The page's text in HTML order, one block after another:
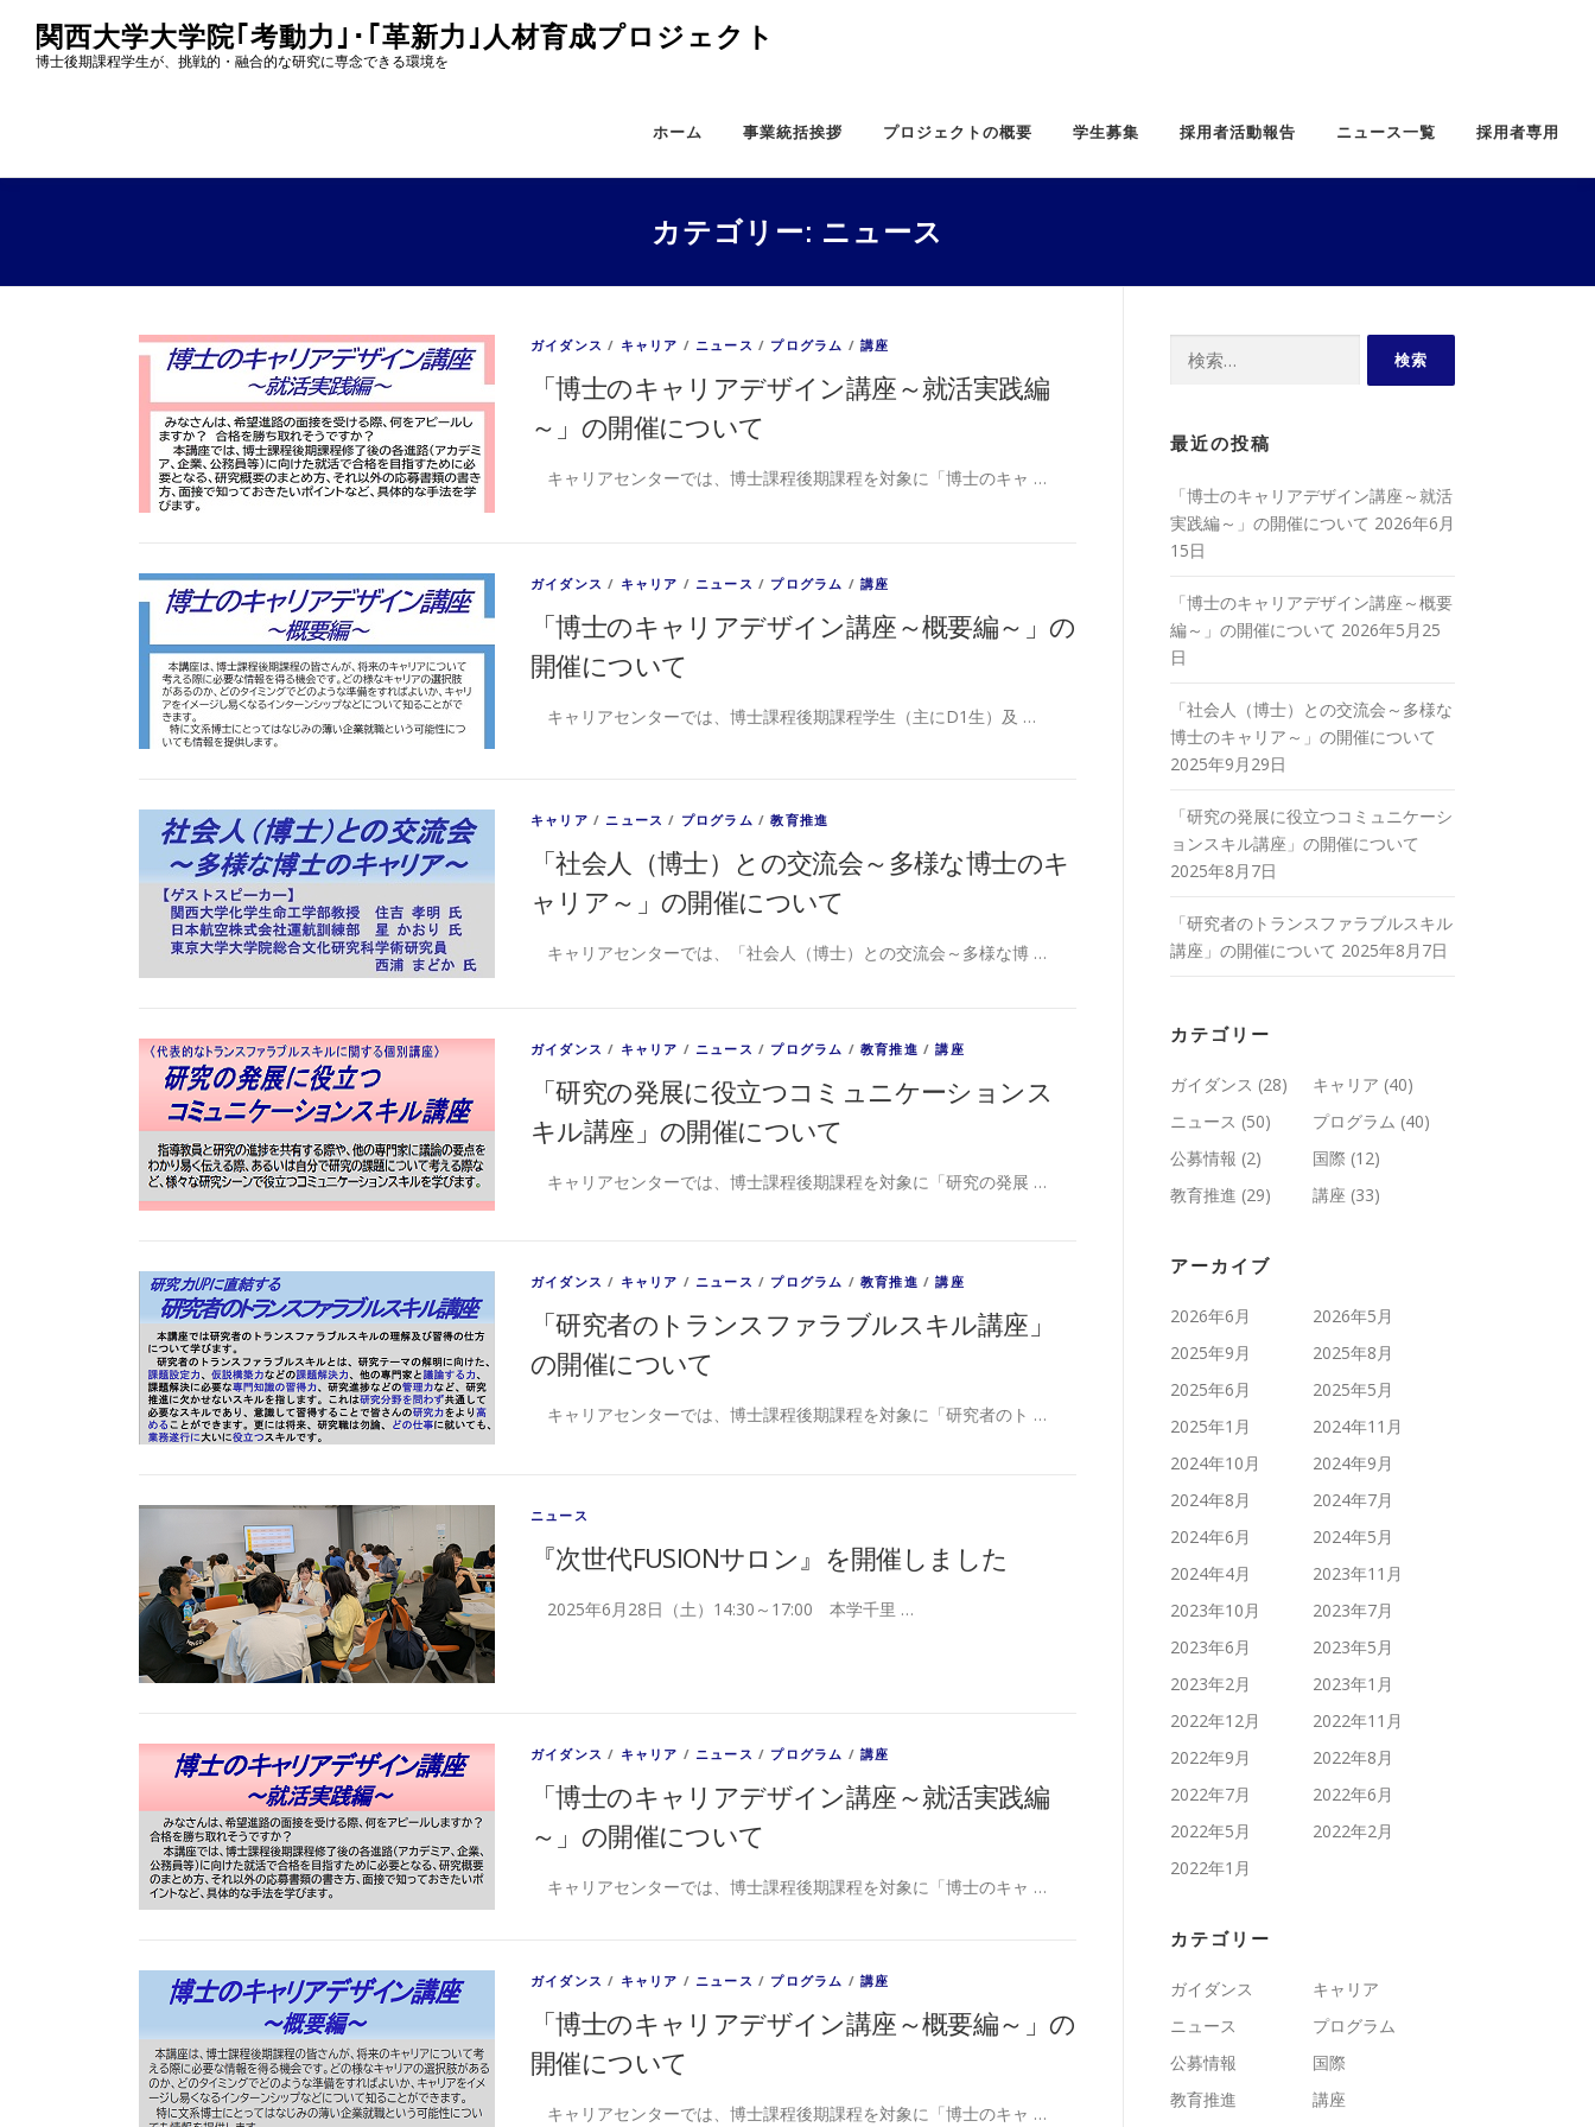
ス
関西大学大学院｢考動力｣･｢革新力｣人材育成プロジェクト
博士後期課程学生が、挑戦的・融合的な研究に専念できる環境を
ホーム 事業統括挨拶 プロジェクトの概要 学生募集 採用者活動報告 ニュース一覧 採用者専用
カテゴリー: ニュース
ガイダンス / キャリア / ニュース / プログラム /講座
「博士のキャリアデザイン講座～就活実践編
～」の開催について
キャリアセンターでは、博士課程後期課程を対象に「博士のキャ …
ガイダンス / キャリア / ニュース / プログラム /講座
「博士のキャリアデザイン講座～概要編～」の
開催について
キャリアセンターでは、博士課程後期課程学生（主にD1生）及 …
キャリア / ニュース / プログラム /教育推進
「社会人（博士）との交流会～多様な博士のキ
ャリア～」の開催について
キャリアセンターでは、「社会人（博士）との交流会～多様な博 …
ガイダンス / キャリア / ニュース / プログラム /教育推進 /講座
「研究の発展に役立つコミュニケーションス
キル講座」の開催について
キャリアセンターでは、博士課程後期課程を対象に「研究の発展 …
ガイダンス / キャリア / ニュース / プログラム /教育推進 /講座
「研究者のトランスファラブルスキル講座」
の開催について
キャリアセンターでは、博士課程後期課程を対象に「研究者のト …
ニュース
『次世代FUSIONサロン』を開催しました
2025年6月28日（土）14:30～17:00 本学千里 …
ガイダンス / キャリア / ニュース / プログラム /講座
「博士のキャリアデザイン講座～就活実践編
～」の開催について
キャリアセンターでは、博士課程後期課程を対象に「博士のキャ …
ガイダンス / キャリア / ニュース / プログラム /講座
「博士のキャリアデザイン講座～概要編～」の
開催について
キャリアセンターでは、博士課程後期課程を対象に「博士のキャ …
最近の投稿
「博士のキャリアデザイン講座～就活
実践編～」の開催について 2026年6月
15日
「博士のキャリアデザイン講座～概要
編～」の開催について 2026年5月25
日
「社会人（博士）との交流会～多様な
博士のキャリア～」の開催について
2025年9月29日
「研究の発展に役立つコミュニケーシ
ョンスキル講座」の開催について
2025年8月7日
「研究者のトランスファラブルスキル
講座」の開催について 2025年8月7日
カテゴリー
ガイダンス (28) キャリア (40)
ニュース (50) プログラム (40)
公募情報 (2) 国際 (12)
教育推進 (29) 講座 (33)
アーカイブ
2026年6月
2026年5月
2025年9月
2025年8月
2025年6月
2025年5月
2025年1月
2024年11月
2024年10月
2024年9月
2024年8月
2024年7月
2024年6月
2024年5月
2024年4月
2023年11月
2023年10月
2023年7月
2023年6月
2023年5月
2023年2月
2023年1月
2022年12月
2022年11月
2022年9月
2022年8月
2022年7月
2022年6月
2022年5月
2022年2月
2022年1月
カテゴリー
ガイダンス
キャリア
ニュース
プログラム
公募情報
国際
教育推進
講座